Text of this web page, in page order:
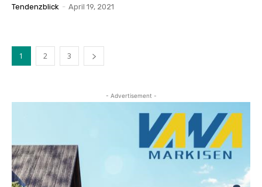
Tendenzblick - April 19, 2021
1 2 3
- Advertisement -